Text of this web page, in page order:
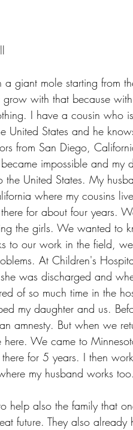
giant mole starting from
with that because
I have a cousin who
United States and he
from San Diego,
impossible and my
the United States. My
where my cousins
for about four years.
the girls. We wanted to
to our work in the field,
At Children's
was discharged and
of so much time in the
my daughter and us.
amnesty. But when we
here. We came to
for 5 years. I then
my husband works too.
help also the family that
future. They also already